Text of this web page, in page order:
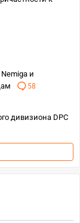
и
58
дивизиона DPC